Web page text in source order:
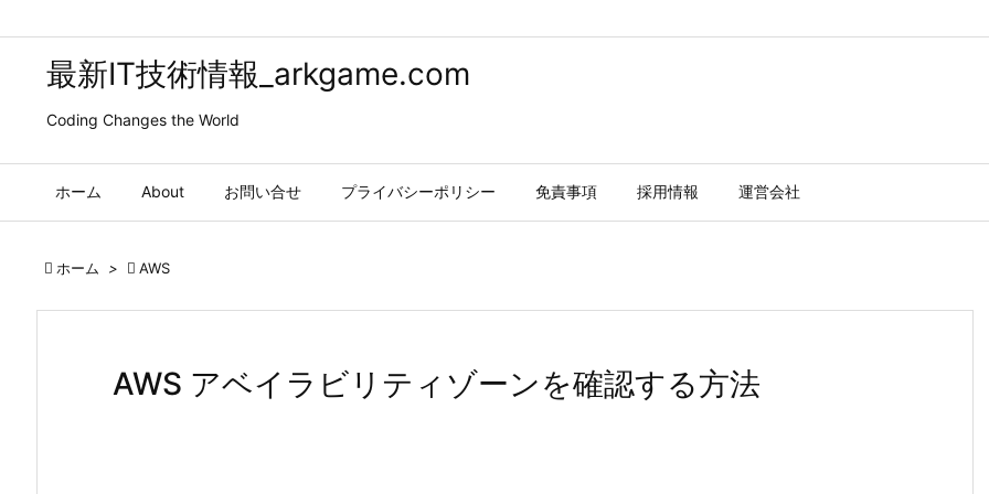
最新IT技術情報_arkgame.com
Coding Changes the World
ホーム About お問い合せ プライバシーポリシー 免責事項 採用情報 運営会社
 ホーム >  AWS
AWS アベイラビリティゾーンを確認する方法